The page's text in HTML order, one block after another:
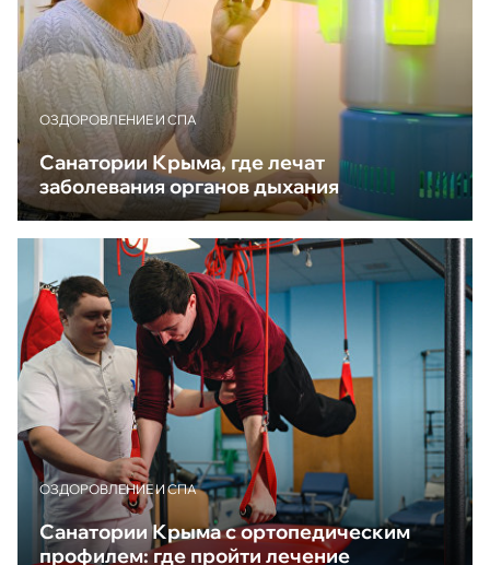
ОЗДОРОВЛЕНИЕ И СПА
Санатории Крыма, где лечат
заболевания органов дыхания
ОЗДОРОВЛЕНИЕ И СПА
Санатории Крыма с ортопедическим
профилем: где пройти лечение